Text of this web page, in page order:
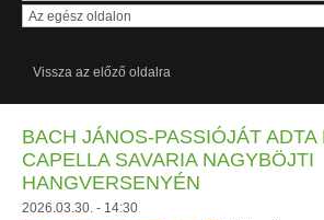
Vissza az előző oldalra
BACH JÁNOS-PASSIÓJÁT ADTA
CAPELLA SAVARIA NAGYBÖJTI
HANGVERSENYÉN
2026.03.30. - 14:30